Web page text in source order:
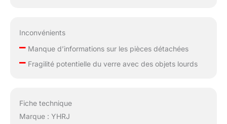
Inconvénients
–Manque d’informations sur les pièces détachées
–Fragilité potentielle du verre avec des objets lourds
Fiche technique
Marque : YHRJ